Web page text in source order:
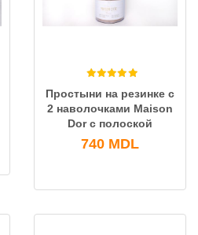
Простыни на резинке с
2 наволочками Maison
Dor с полоской
740 MDL